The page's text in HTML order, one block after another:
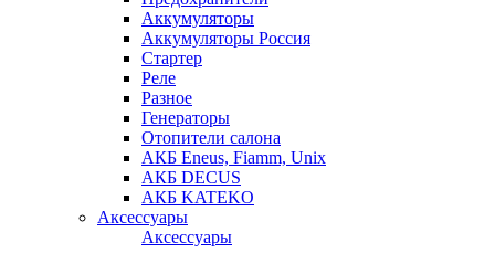
Аккумуляторы
Аккумуляторы Россия
Стартер
Реле
Разное
Генераторы
Отопители салона
АКБ Eneus, Fiamm, Unix
АКБ DECUS
АКБ KATEKO
Аксессуары
Аксессуары